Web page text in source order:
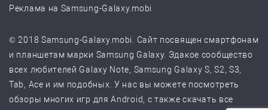
Реклама на Samsung-Galaxy.mobi
© 2018 Samsung-Galaxy.mobi. Сайт посвящен смартфонам
и планшетам марки Samsung Galaxy. Эдакое сообщество
всех любителей Galaxy Note, Samsung Galaxy S, S2, S3,
Tab, Ace и им подобных. У нас вы можете посмотреть
обзоры многих игр для Android, с также скачать все